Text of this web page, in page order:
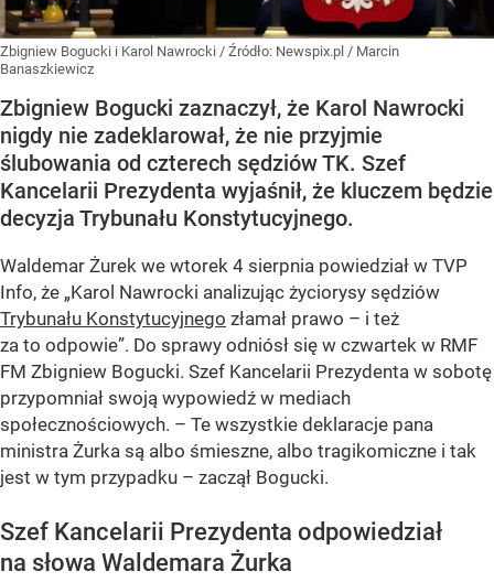
Zbigniew Bogucki i Karol Nawrocki / Źródło: Newspix.pl / Marcin
Banaszkiewicz
Zbigniew Bogucki zaznaczył, że Karol Nawrocki
nigdy nie zadeklarował, że nie przyjmie
ślubowania od czterech sędziów TK. Szef
Kancelarii Prezydenta wyjaśnił, że kluczem będzie
decyzja Trybunału Konstytucyjnego.
Waldemar Żurek we wtorek 4 sierpnia powiedział w TVP
Info, że „Karol Nawrocki analizując życiorysy sędziów
Trybunału Konstytucyjnego złamał prawo – i też
za to odpowie”. Do sprawy odniósł się w czwartek w RMF
FM Zbigniew Bogucki. Szef Kancelarii Prezydenta w sobotę
przypomniał swoją wypowiedź w mediach
społecznościowych. – Te wszystkie deklaracje pana
ministra Żurka są albo śmieszne, albo tragikomiczne i tak
jest w tym przypadku – zaczął Bogucki.
Szef Kancelarii Prezydenta odpowiedział
na słowa Waldemara Żurka